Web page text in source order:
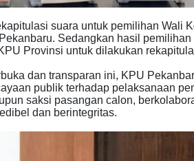
suara untuk pemilihan Wali
Sedangkan hasil pemilihan
Provinsi untuk dilakukan
dan transparan ini, KPU
publik terhadap pelaksanaan
saksi pasangan calon,
dan berintegritas.